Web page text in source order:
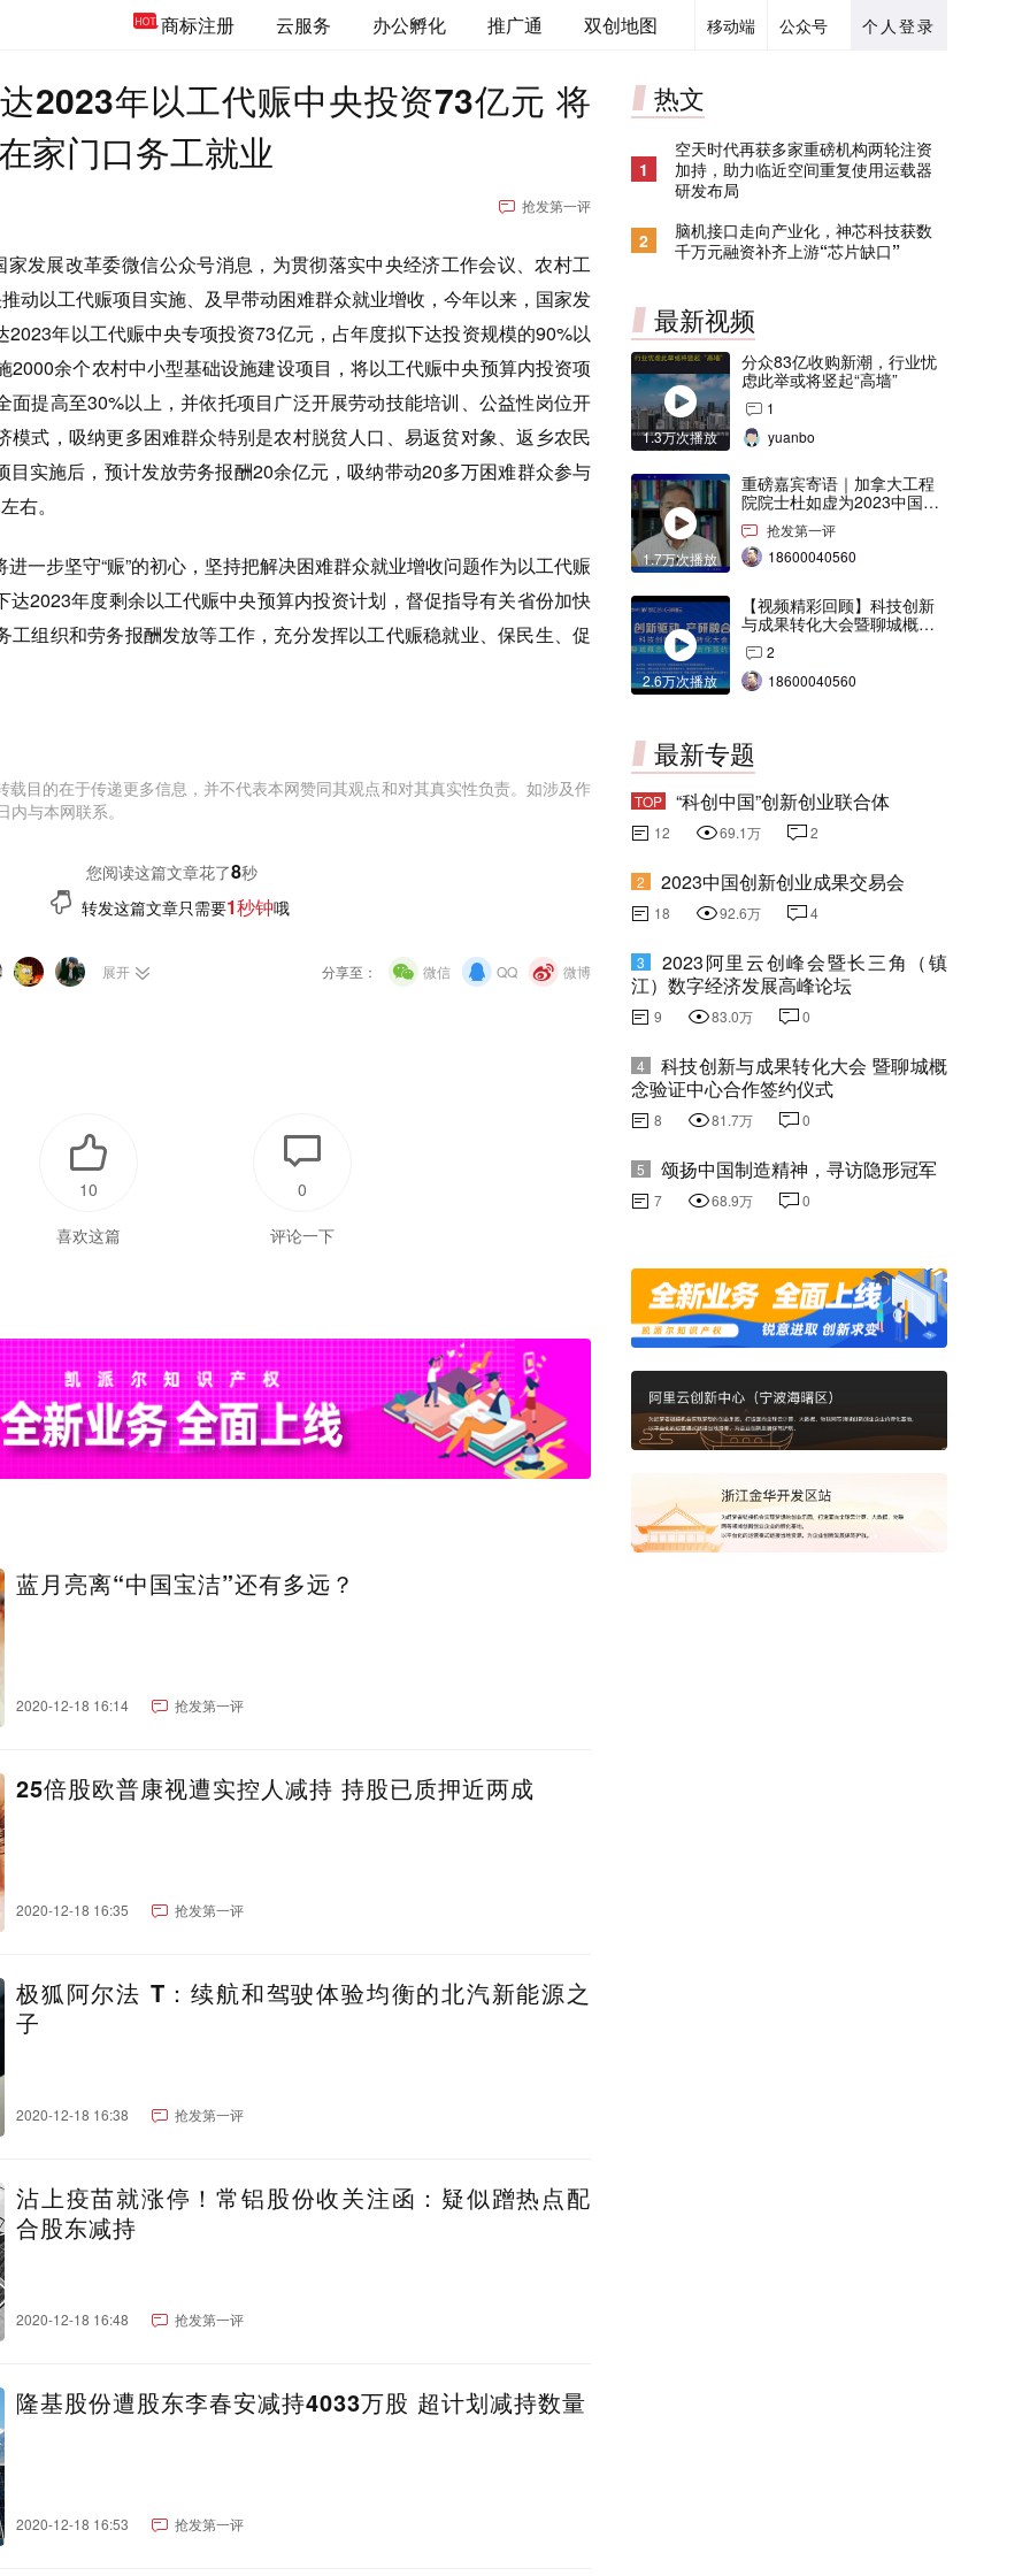
个人登录
公众号
移动端
商标注册 云服务 办公孵化 推广通 双创地图
2023年以工代赈中央投资73亿元 将
家门口务工就业
抢发第一评
展改革委微信公众号消息，为贯彻落实中央经济工作会议、农村工
动以工代赈项目实施、及早带动困难群众就业增收，今年以来，国家发
年以工代赈中央专项投资73亿元，占年度拟下达投资规模的90%以
2000余个农村中小型基础设施建设项目，将以工代赈中央预算内投资项
面提高至30%以上，并依托项目广泛开展劳动技能培训、公益性岗位开
模式，吸纳更多困难群众特别是农村脱贫人口、易返贫对象、返乡农民
目实施后，预计发放劳务报酬20余亿元，吸纳带动20多万困难群众参与
右。
步坚守“赈”的初心，坚持把解决困难群众就业增收问题作为以工代赈
达2023年度剩余以工代赈中央预算内投资计划，督促指导有关省份加快
工组织和劳务报酬发放等工作，充分发挥以工代赈稳就业、保民生、促
目的在于传递更多信息，并不代表本网赞同其观点和对其真实性负责。如涉及作
与本网联系。
您阅读这篇文章花了9秒
转发这篇文章只需要1秒钟哦
展开 分享至： 微信 QQ 微博
喜欢这篇
10
评论一下
0
蓝月亮离“中国宝洁”还有多远？
2020-12-18 16:14 抢发第一评
25倍股欧普康视遭实控人减持 持股已质押近两成
2020-12-18 16:35 抢发第一评
极狐阿尔法 T：续航和驾驶体验均衡的北汽新能源之
子
2020-12-18 16:38 抢发第一评
沾上疫苗就涨停！常铝股份收关注函：疑似蹭热点配
合股东减持
2020-12-18 16:48 抢发第一评
隆基股份遭股东李春安减持4033万股 超计划减持数量
2020-12-18 16:53 抢发第一评
热文
1
空天时代再获多家重磅机构两轮注资
加持，助力临近空间重复使用运载器
研发布局
2
脑机接口走向产业化，神芯科技获数
千万元融资补齐上游“芯片缺口”
最新视频
1.3万次播放
分众83亿收购新潮，行业忧
虑此举或将竖起“高墙”
1
yuanbo
1.7万次播放
重磅嘉宾寄语｜加拿大工程
院院士杜如虚为2023中国创
交会打Call！
抢发第一评
18600040560
2.6万次播放
【视频精彩回顾】科技创新
与成果转化大会暨聊城概念
验证中心合作签约仪式
2
18600040560
最新专题
TOP “科创中国”创新创业联合体
12 69.1万 2
2 2023中国创新创业成果交易会
18 92.6万 4
3
2023阿里云创峰会暨长三角（镇
江）数字经济发展高峰论坛
9 83.0万 0
4
科技创新与成果转化大会 暨聊城概
念验证中心合作签约仪式
8 81.7万 0
5 颂扬中国制造精神，寻访隐形冠军
7 68.9万 0